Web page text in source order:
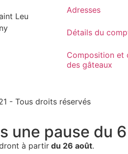
Leu
Adresses
Détails du
Composition et
des gâteaux
- Tous droits réservés
une pause du
à partir du 26 août.